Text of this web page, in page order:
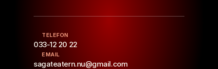
TELEFON
033-12 20 22
EMAIL
sagateatern.nu@gmail.com